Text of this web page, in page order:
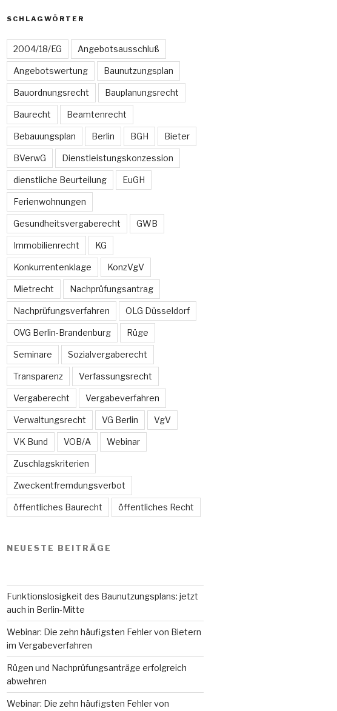
SCHLAGWÖRTER
2004/18/EG Angebotsausschluß
Angebotswertung Baunutzungsplan
Bauordnungsrecht Bauplanungsrecht
Baurecht Beamtenrecht
Bebauungsplan Berlin BGH Bieter
BVerwG Dienstleistungskonzession
dienstliche Beurteilung EuGH
Ferienwohnungen
Gesundheitsvergaberecht GWB
Immobilienrecht KG
Konkurrentenklage KonzVgV
Mietrecht Nachprüfungsantrag
Nachprüfungsverfahren OLG Düsseldorf
OVG Berlin-Brandenburg Rüge
Seminare Sozialvergaberecht
Transparenz Verfassungsrecht
Vergaberecht Vergabeverfahren
Verwaltungsrecht VG Berlin VgV
VK Bund VOB/A Webinar
Zuschlagskriterien
Zweckentfremdungsverbot
öffentliches Baurecht öffentliches Recht
NEUESTE BEITRÄGE
Funktionslosigkeit des Baunutzungsplans: jetzt
auch in Berlin-Mitte
Webinar: Die zehn häufigsten Fehler von Bietern
im Vergabeverfahren
Rügen und Nachprüfungsanträge erfolgreich
abwehren
Webinar: Die zehn häufigsten Fehler von